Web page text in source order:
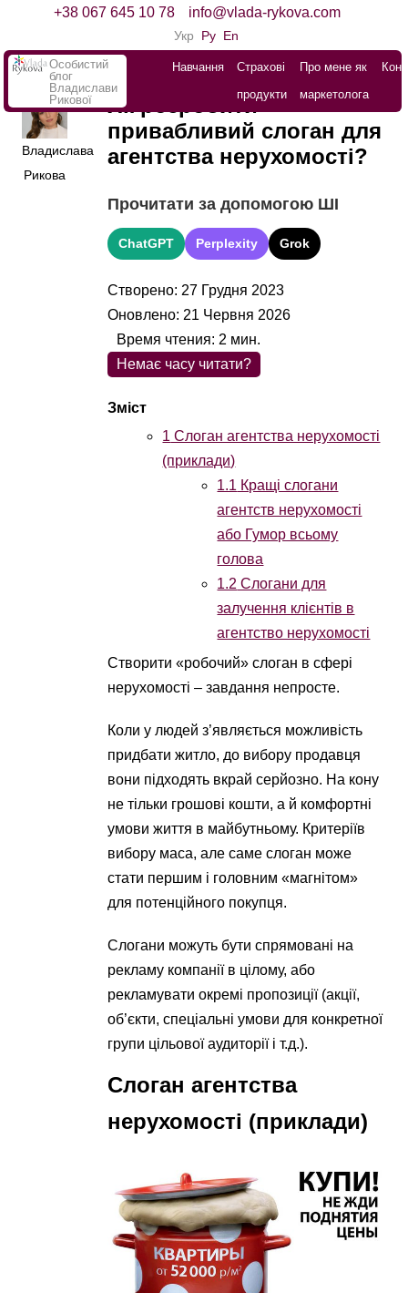
+38 067 645 10 78 info@vlada-rykova.com
Укр Ру En
Особистий
блог
Владислави
Рикової
Навчання
Страхові
продукти
Про мене як
маркетолога
Владислава
Рикова
Як розробити
привабливий слоган для
агентства нерухомості?
Прочитати за допомогою ШІ
ChatGPT Perplexity Grok
Створено: 27 Грудня 2023
Оновлено: 21 Червня 2026
Немає часу читати?
1 Слоган агентства нерухомості
(приклади)
1.1 Кращі слогани
агентств нерухомості
або Гумор всьому
голова
1.2 Слогани для
залучення клієнтів в
агентство нерухомості
Время чтения: 2 мин.
Створити «робочий» слоган в сфері
нерухомості – завдання непросте.
Коли у людей з’являється можливість
придбати житло, до вибору продавця
вони підходять вкрай серйозно. На кону
не тільки грошові кошти, а й комфортні
умови життя в майбутньому. Критеріїв
вибору маса, але саме слоган може
стати першим і головним «магнітом»
для потенційного покупця.
Слогани можуть бути спрямовані на
рекламу компанії в цілому, або
рекламувати окремі пропозиції (акції,
об’єкти, спеціальні умови для конкретної
групи цільової аудиторії і т.д.).
Слоган агентства
нерухомості (приклади)